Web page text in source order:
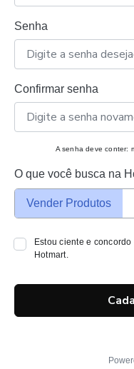
Senha
Confirmar senha
A senha deve conter:
O que você busca na
Vender Produtos
Estou ciente e
Hotmart.